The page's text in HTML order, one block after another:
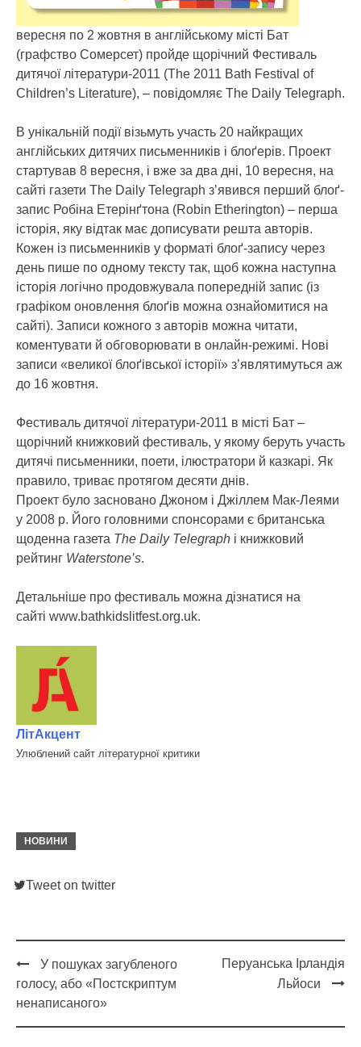
вересня по 2 жовтня в англійському місті Бат
(графство Сомерсет) пройде щорічний Фестиваль
дитячої літератури-2011 (The 2011 Bath Festival of
Children’s Literature), – повідомляє The Daily Telegraph.
В унікальній події візьмуть участь 20 найкращих
англійських дитячих письменників і блоґерів. Проект
стартував 8 вересня, і вже за два дні, 10 вересня, на
сайті газети The Daily Telegraph з’явився перший блоґ-
запис Робіна Етерінґтона (Robin Etherington) – перша
історія, яку відтак має дописувати решта авторів.
Кожен із письменників у форматі блоґ-запису через
день пише по одному тексту так, щоб кожна наступна
історія логічно продовжувала попередній запис (із
графіком оновлення блоґів можна ознайомитися на
сайті). Записи кожного з авторів можна читати,
коментувати й обговорювати в онлайн-режимі. Нові
записи «великої блоґівської історії» з’являтимуться аж
до 16 жовтня.
Фестиваль дитячої літератури-2011 в місті Бат –
щорічний книжковий фестиваль, у якому беруть участь
дитячі письменники, поети, ілюстратори й казкарі. Як
правило, триває протягом десяти днів.
Проект було засновано Джоном і Джіллем Мак-Леями
у 2008 р. Його головними спонсорами є британська
щоденна газета The Daily Telegraph і книжковий
рейтинг Waterstone’s.
Детальніше про фестиваль можна дізнатися на
сайті www.bathkidslitfest.org.uk.
ЛітАкцент
Улюблений сайт літературної критики
НОВИНИ
Tweet on twitter
Post
navigation
У пошуках загубленого
голосу, або «Постскриптум
ненаписаного»
Перуанська Ірландія
Льйоси